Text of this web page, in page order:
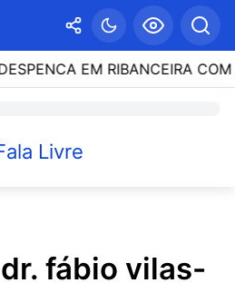
COM PESSOAS A BORDO
fábio vilas-